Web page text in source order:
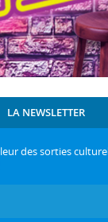
LA NEWSLETTER
des sorties